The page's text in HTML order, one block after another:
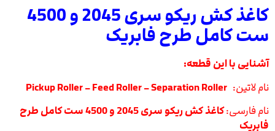
کاغذ کش ریکو سری 2045 و 4500
ست کامل طرح فابریک
آشنایی با این قطعه:
نام لاتین:
نام فارسی:
کاغذ کش ریکو سری 2045 و 4500 ست کامل طرح
فابریک